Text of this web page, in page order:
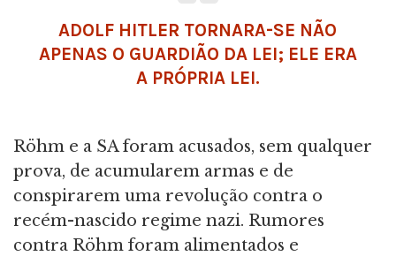
ADOLF HITLER TORNARA-SE NÃO
APENAS O GUARDIÃO DA LEI; ELE ERA
A PRÓPRIA LEI.
Röhm e a SA foram acusados, sem qualquer
prova, de acumularem armas e de
conspirarem uma revolução contra o
recém-nascido regime nazi. Rumores
contra Röhm foram alimentados e